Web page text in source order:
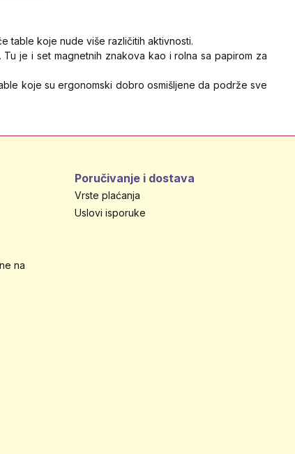
table koje nude više različitih aktivnosti.
Tu je i set magnetnih znakova kao i rolna sa papirom za
koje su ergonomski dobro osmišljene da podrže sve
na
Poručivanje i dostava
Vrste plaćanja
Uslovi isporuke